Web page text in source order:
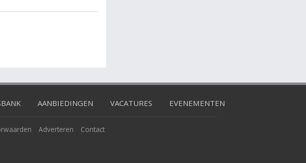
AANBIEDINGEN VACATURES EVENEMENTEN
Adverteren Contact